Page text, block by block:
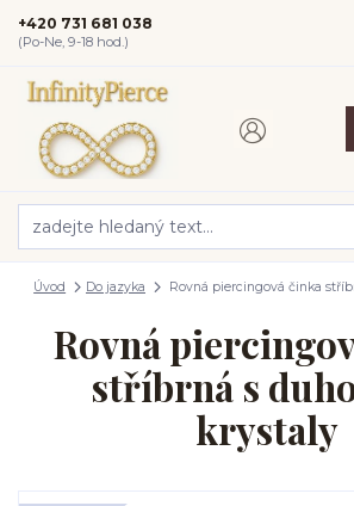
+420 731 681 038
(Po-Ne, 9-18 hod.)
Úvod Do jazyka Rovná piercingová činka
Rovná
stříbrná s
krystaly